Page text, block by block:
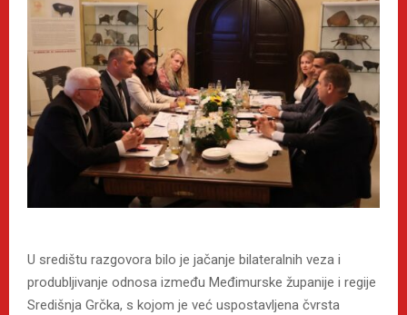
U središtu razgovora bilo je jačanje bilateralnih veza i
produbljivanje odnosa između Međimurske županije i regije
Središnja Grčka, s kojom je već uspostavljena čvrsta